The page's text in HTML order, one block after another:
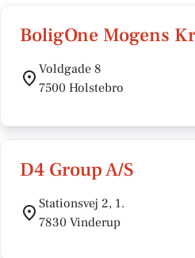
BoligOne Mogens
Voldgade 8
7500 Holstebro
D4 Group A/S
Stationsvej 2, 1.
7830 Vinderup